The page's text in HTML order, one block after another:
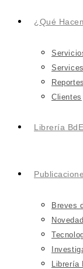
¿Qué
Services
Clientes
Librería BdE
Breves
Librería